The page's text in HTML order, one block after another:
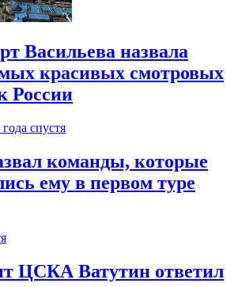
Васильева назвала
красивых смотровых
России
года спустя
команды, которые
ему в первом туре
ЦСКА Ватутин ответил